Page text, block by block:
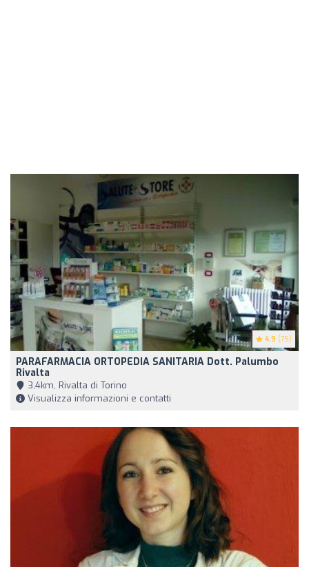
4.9 (75)
PARAFARMACIA ORTOPEDIA SANITARIA Dott. Palumbo
Rivalta
3,4km, Rivalta di Torino
Visualizza informazioni e contatti